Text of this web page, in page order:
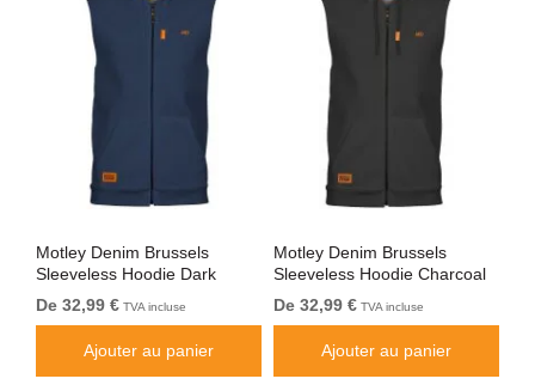
Motley Denim Brussels
Sleeveless Hoodie Dark
Indigo
De 32,99 € TVA incluse
Ajouter au panier
Motley Denim Brussels
Sleeveless Hoodie Charcoal
De 32,99 € TVA incluse
Ajouter au panier